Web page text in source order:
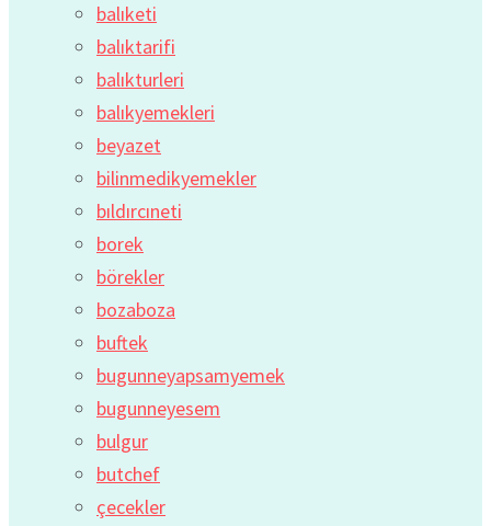
balıketi
balıktarifi
balıkturleri
balıkyemekleri
beyazet
bilinmedikyemekler
bıldırcıneti
borek
börekler
bozaboza
buftek
bugunneyapsamyemek
bugunneyesem
bulgur
butchef
çecekler